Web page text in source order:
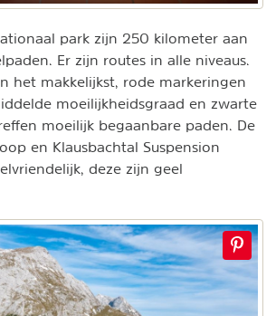
park zijn 250 kilometer aan
Er zijn routes in alle niveaus.
het makkelijkst, rode markeringen
moeilijkheidsgraad en zwarte
moeilijk begaanbare paden. De
en Klausbachtal Suspension
deze zijn geel